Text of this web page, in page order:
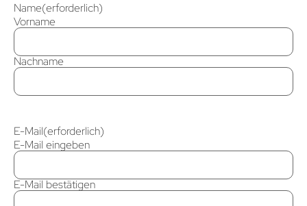
Name(erforderlich)
Vorname
Nachname
E-Mail(erforderlich)
E-Mail eingeben
E-Mail bestätigen